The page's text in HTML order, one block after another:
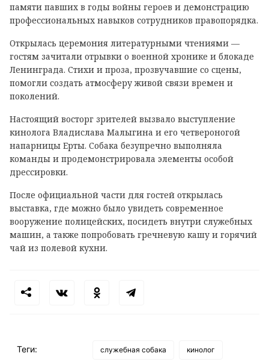
памяти павших в годы войны героев и демонстрацию
профессиональных навыков сотрудников правопорядка.
Открылась церемония литературными чтениями —
гостям зачитали отрывки о военной хронике и блокаде
Ленинграда. Стихи и проза, прозвучавшие со сцены,
помогли создать атмосферу живой связи времен и
поколений.
Настоящий восторг зрителей вызвало выступление
кинолога Владислава Малыгина и его четвероногой
напарницы Ерты. Собака безупречно выполняла
команды и продемонстрировала элементы особой
дрессировки.
После официальной части для гостей открылась
выставка, где можно было увидеть современное
вооружение полицейских, посидеть внутри служебных
машин, а также попробовать гречневую кашу и горячий
чай из полевой кухни.
Теги: служебная собака кинолог